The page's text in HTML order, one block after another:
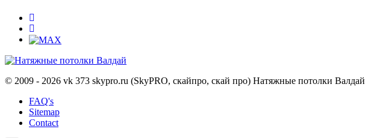
© 2009 - 2026 vk 373 skypro.ru (SkyPRO, скайпро, скай про) Натяжные потолки Валдай
FAQ's
Sitemap
Contact